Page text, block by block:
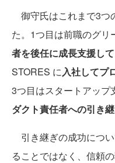
御守氏はこれまで3つ
た。1つ目は前職のグリ
者を後任に成長支援し
STORES に入社してプ
3つ目はスタートアップ
ダクト責任者への引き
引き継ぎの成功につ
ることではなく、信頼